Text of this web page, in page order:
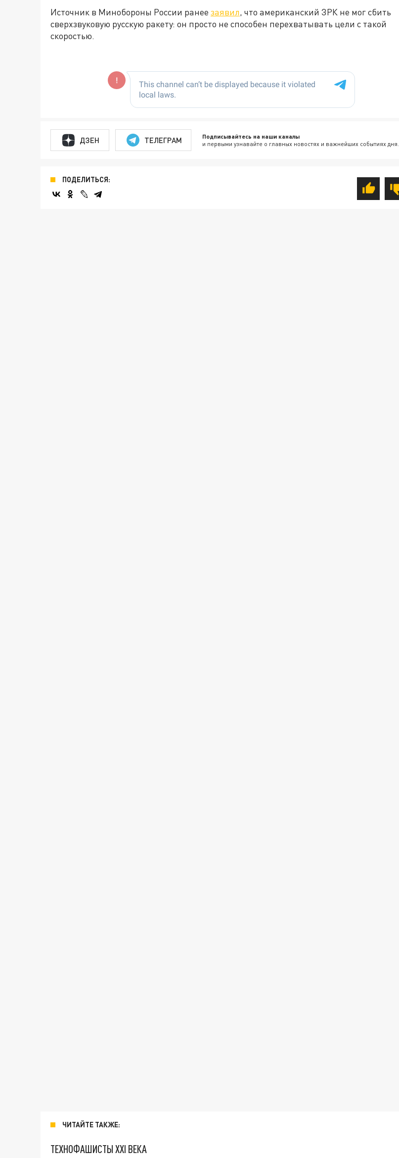
Источник в Минобороны России ранее заявил, что американский ЗРК не мог сбить
сверхзвуковую русскую ракету: он просто не способен перехватывать цели с такой
скоростью.
ДЗЕН ТЕЛЕГРАМ Подписывайтесь на наши каналы
и первыми узнавайте о главных новостях и важнейших событиях дня.
ПОДЕЛИТЬСЯ:
ЧИТАЙТЕ ТАКЖЕ:
ТЕХНОФАШИСТЫ XXI ВЕКА